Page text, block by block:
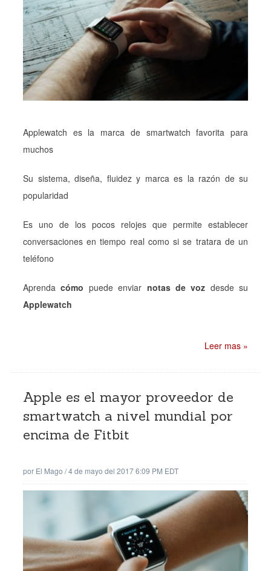
Applewatch es la marca de smartwatch favorita para
muchos
Su sistema, diseña, fluidez y marca es la razón de su
popularidad
Es uno de los pocos relojes que permite establecer
conversaciones en tiempo real como si se tratara de un
teléfono
Aprendacómo puede enviar notas de voz desde su
Applewatch
Leer mas »
Apple es el mayor proveedor de
smartwatch a nivel mundial por
encima de Fitbit
por El Mago /4 de mayo del 2017 6:09 PM EDT